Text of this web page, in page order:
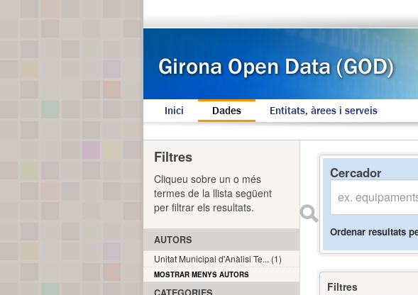
Inici Dades Entitats, àrees i serveis
Cercador
Ordenar resultats
Filtres
Filtres
Cliqueu sobre un o més
termes de la llista següent
per filtrar els resultats.
AUTORS
Unitat Municipal d'Anàlisi Te... (1)
MOSTRAR MENYS AUTORS